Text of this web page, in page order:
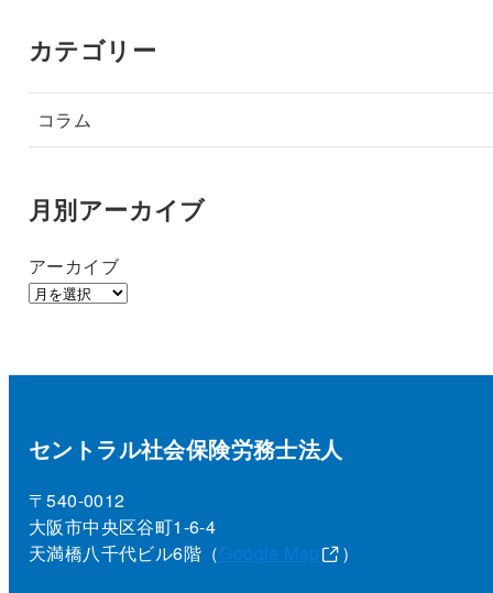
カテゴリー
コラム
月別アーカイブ
アーカイブ
セントラル社会保険労務士法人
〒540-0012
大阪市中央区谷町1-6-4
天満橋八千代ビル6階（Google Map ）